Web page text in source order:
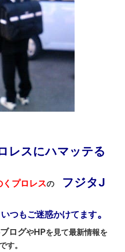
レスにハマッテる
くプロレスの
フジタJ
つもご迷惑かけてます。
ブログやHPを見て最新情報を
す。